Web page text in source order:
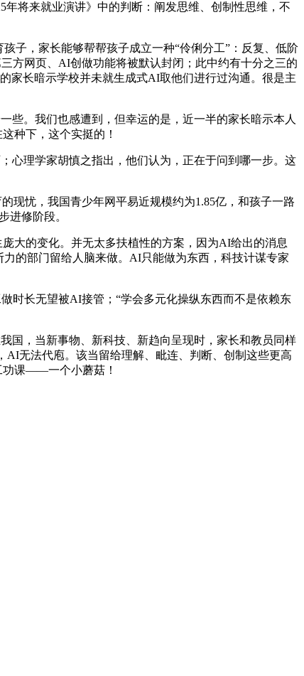
将来就业演讲》中的判断：阐发思维、创制性思维，不
，家长能够帮帮孩子成立一种“伶俐分工”：反复、低阶
方网页、AI创做功能将被默认封闭；此中约有十分之三的
家长暗示学校并未就生成式AI取他们进行过沟通。很是主
。我们也感遭到，但幸运的是，近一半的家长暗示本人
种下，这个实挺的！
理学家胡慎之指出，他们认为，正在于问到哪一步。这
忧，我国青少年网平易近规模约为1.85亿，和孩子一路
进修阶段。
大的变化。并无太多扶植性的方案，因为AI给出的消息
的部门留给人脑来做。AI只能做为东西，科技计谋专家
长无望被AI接管；“学会多元化操纵东西而不是依赖东
，当新事物、新科技、新趋向呈现时，家长和教员同样
无法代庖。该当留给理解、毗连、判断、创制这些更高
功课——一个小蘑菇！